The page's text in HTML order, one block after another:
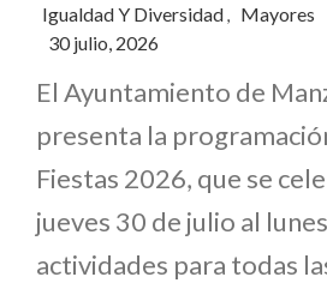
Igualdad Y Diversidad, Mayores
30 julio, 2026
El Ayuntamiento de
presenta la
Fiestas 2026, que se
jueves 30 de julio al
actividades para todas